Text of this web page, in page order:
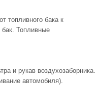
топливного бака к
Топливные
и рукав воздухозаборника.
автомобиля).